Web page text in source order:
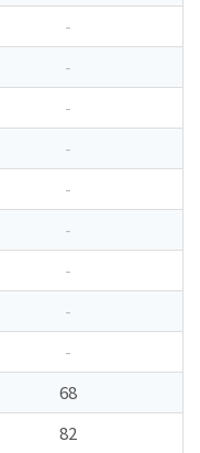
-
-
-
-
-
-
-
-
-
68
82